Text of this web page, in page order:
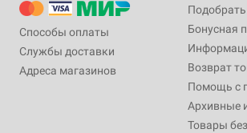
Способы оплаты
Службы доставки
Адреса магазинов
Подобрать
Бонусная
Возврат
Помощь с
Архивные
Товары